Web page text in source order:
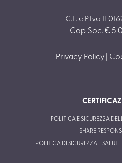
C.F. e P.Iva
Cap. Soc. €
Privacy Policy
POLITICA E SICUREZZA
SHARE
POLITICA DI SICUREZZA E